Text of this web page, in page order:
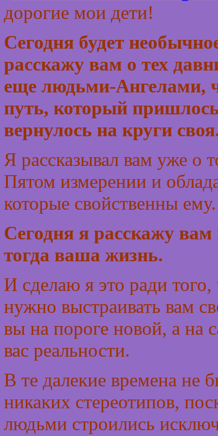
дорогие мои дети!
Сегодня будет
расскажу вам о тех
еще людьми-Ангелами,
путь, который
вернулось на круги
Я рассказывал вам уже о
Пятом измерении и
которые свойственны ему.
Сегодня я расскажу вам
тогда ваша жизнь.
И сделаю я это ради
нужно выстраивать вам
вы на пороге новой, а на
вас реальности.
В те далекие времена не
никаких стереотипов,
людьми строились